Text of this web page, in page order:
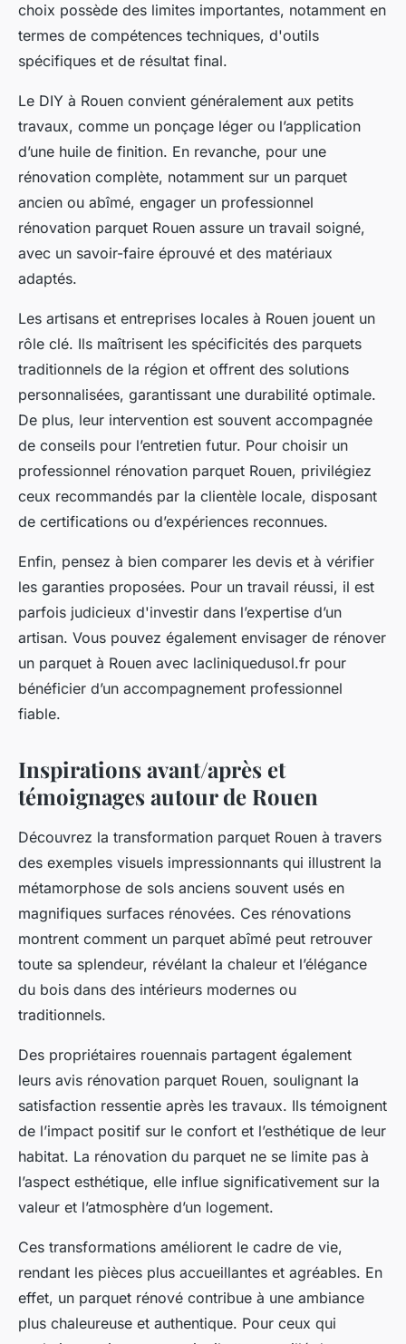
choix possède des limites importantes, notamment en
termes de compétences techniques, d'outils
spécifiques et de résultat final.
Le DIY à Rouen convient généralement aux petits
travaux, comme un ponçage léger ou l’application
d’une huile de finition. En revanche, pour une
rénovation complète, notamment sur un parquet
ancien ou abîmé, engager un professionnel
rénovation parquet Rouen assure un travail soigné,
avec un savoir-faire éprouvé et des matériaux
adaptés.
Les artisans et entreprises locales à Rouen jouent un
rôle clé. Ils maîtrisent les spécificités des parquets
traditionnels de la région et offrent des solutions
personnalisées, garantissant une durabilité optimale.
De plus, leur intervention est souvent accompagnée
de conseils pour l’entretien futur. Pour choisir un
professionnel rénovation parquet Rouen, privilégiez
ceux recommandés par la clientèle locale, disposant
de certifications ou d’expériences reconnues.
Enfin, pensez à bien comparer les devis et à vérifier
les garanties proposées. Pour un travail réussi, il est
parfois judicieux d'investir dans l’expertise d’un
artisan. Vous pouvez également envisager de rénover
un parquet à Rouen avec lacliniquedusol.fr pour
bénéficier d’un accompagnement professionnel
fiable.
Inspirations avant/après et
témoignages autour de Rouen
Découvrez la transformation parquet Rouen à travers
des exemples visuels impressionnants qui illustrent la
métamorphose de sols anciens souvent usés en
magnifiques surfaces rénovées. Ces rénovations
montrent comment un parquet abîmé peut retrouver
toute sa splendeur, révélant la chaleur et l’élégance
du bois dans des intérieurs modernes ou
traditionnels.
Des propriétaires rouennais partagent également
leurs avis rénovation parquet Rouen, soulignant la
satisfaction ressentie après les travaux. Ils témoignent
de l’impact positif sur le confort et l’esthétique de leur
habitat. La rénovation du parquet ne se limite pas à
l’aspect esthétique, elle influe significativement sur la
valeur et l’atmosphère d’un logement.
Ces transformations améliorent le cadre de vie,
rendant les pièces plus accueillantes et agréables. En
effet, un parquet rénové contribue à une ambiance
plus chaleureuse et authentique. Pour ceux qui